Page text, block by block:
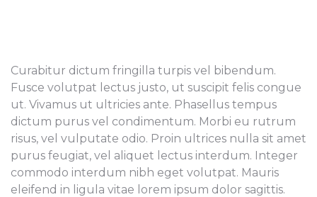
Curabitur dictum fringilla turpis vel bibendum.
Fusce volutpat lectus justo, ut suscipit felis congue
ut. Vivamus ut ultricies ante. Phasellus tempus
dictum purus vel condimentum. Morbi eu rutrum
risus, vel vulputate odio. Proin ultrices nulla sit amet
purus feugiat, vel aliquet lectus interdum. Integer
commodo interdum nibh eget volutpat. Mauris
eleifend in ligula vitae lorem ipsum dolor sagittis.